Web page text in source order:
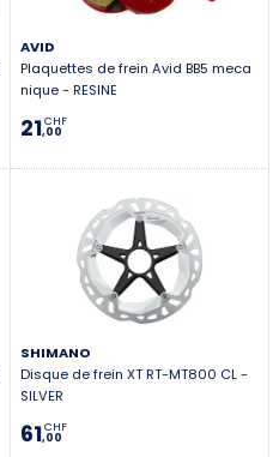
AVID
Plaquettes de frein Avid BB5 meca
nique - RESINE
21,00
CHF
SHIMANO
Disque de frein XT RT-MT800 CL -
SILVER
61,00
CHF